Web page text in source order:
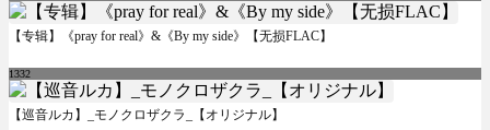
【专辑】《pray for real》&《By my side》【无损FLAC】
1332
【巡音ルカ】_モノクロザクラ_【オリジナル】